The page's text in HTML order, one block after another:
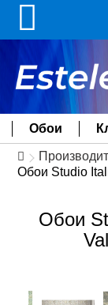
Обои
Обои Studio
Обои